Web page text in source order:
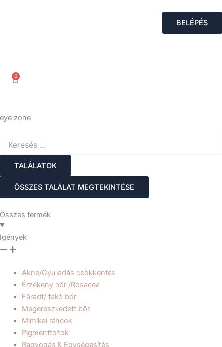
BELÉPÉS
0
Kosár
eye zone
TALÁLATOK
ÖSSZES TALÁLAT MEGTEKINTÉSE
Összes termék
Igények
Akne/Gyulladás csökkentés
Érzékeny bőr /Rosacea
Fáradt/ fakó bőr
Megereszkedett bőr
Mimikai ráncok
Pigmentfoltok
Ragyogás & Egységesítés